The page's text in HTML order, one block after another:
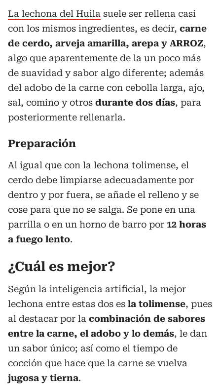
La lechona del Huila suele ser rellena casi
con los mismos ingredientes, es decir, carne
de cerdo, arveja amarilla, arepa y ARROZ,
algo que aparentemente de la un poco más
de suavidad y sabor algo diferente; además
del adobo de la carne con cebolla larga, ajo,
sal, comino y otros durante dos días, para
posteriormente rellenarla.
Preparación
Al igual que con la lechona tolimense, el
cerdo debe limpiarse adecuadamente por
dentro y por fuera, se añade el relleno y se
cose para que no se salga. Se pone en una
parrilla o en un horno de barro por 12 horas
a fuego lento.
¿Cuál es mejor?
Según la inteligencia artificial, la mejor
lechona entre estas dos es la tolimense, pues
al destacar por la combinación de sabores
entre la carne, el adobo y lo demás, le dan
un sabor único; así como el tiempo de
cocción que hace que la carne se vuelva
jugosa y tierna.